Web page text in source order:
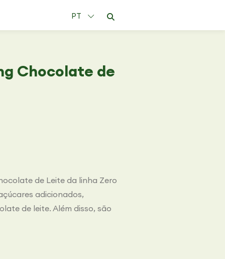
PT
Chocolate de
de Leite da linha Zero
adicionados,
de leite. Além disso, são